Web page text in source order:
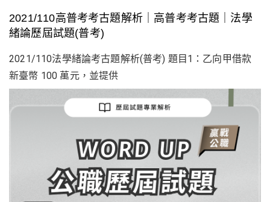
2021/110高普考考古題解析｜高普考考古題｜法學
緒論歷屆試題(普考)
2021/110法學緒論考古題解析(普考) 題目1：乙向甲借款
新臺幣 100 萬元，並提供